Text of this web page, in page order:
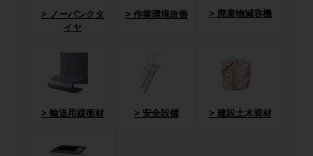
ノーパンクタ
イヤ
作業環境改善 廃棄物減容機
輸送用緩衝材 安全設備 建設土木資材